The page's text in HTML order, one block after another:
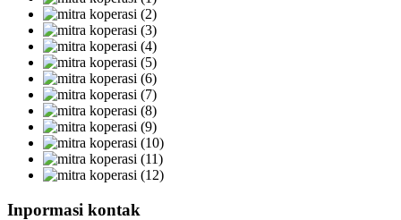
Inpormasi kontak